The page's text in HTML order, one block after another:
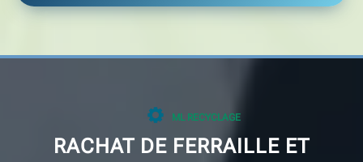
ML RECYCLAGE
RACHAT DE FERRAILLE ET